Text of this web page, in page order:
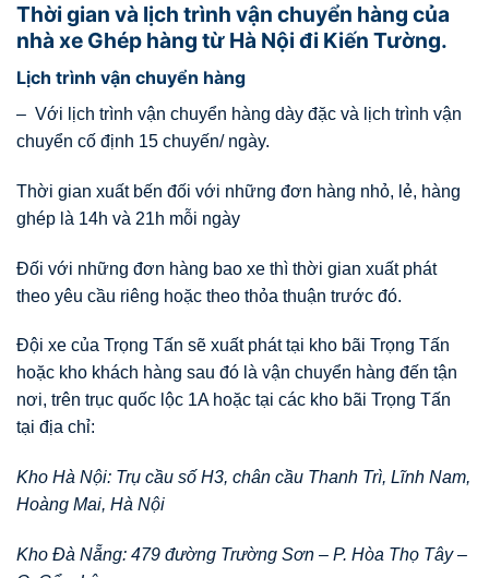
Thời gian và lịch trình vận chuyển hàng của
nhà xe Ghép hàng từ Hà Nội đi Kiến Tường.
Lịch trình vận chuyển hàng
– Với lịch trình vận chuyển hàng dày đặc và lịch trình vận
chuyển cố định 15 chuyến/ ngày.
Thời gian xuất bến đối với những đơn hàng nhỏ, lẻ, hàng
ghép là 14h và 21h mỗi ngày
Đối với những đơn hàng bao xe thì thời gian xuất phát
theo yêu cầu riêng hoặc theo thỏa thuận trước đó.
Đội xe của Trọng Tấn sẽ xuất phát tại kho bãi Trọng Tấn
hoặc kho khách hàng sau đó là vận chuyển hàng đến tận
nơi, trên trục quốc lộc 1A hoặc tại các kho bãi Trọng Tấn
tại địa chỉ:
Kho Hà Nội: Trụ cầu số H3, chân cầu Thanh Trì, Lĩnh Nam,
Hoàng Mai, Hà Nội
Kho Đà Nẵng: 479 đường Trường Sơn – P. Hòa Thọ Tây –